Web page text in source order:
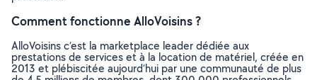
Comment fonctionne AlloVoisins ?
AlloVoisins c’est la marketplace leader dédiée aux
prestations de services et à la location de matériel, créée en
2013 et plébiscitée aujourd’hui par une communauté de plus